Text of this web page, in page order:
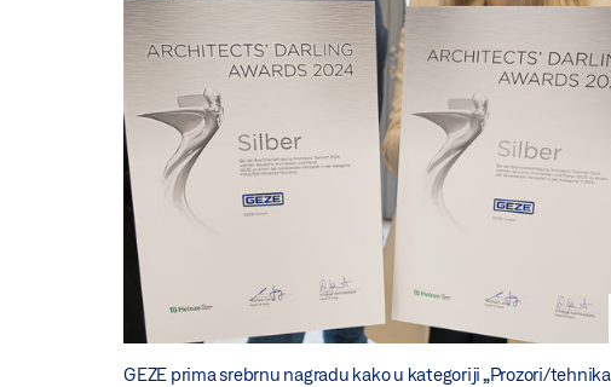
GEZE prima srebrnu nagradu kako u kategoriji „Prozori/tehnika